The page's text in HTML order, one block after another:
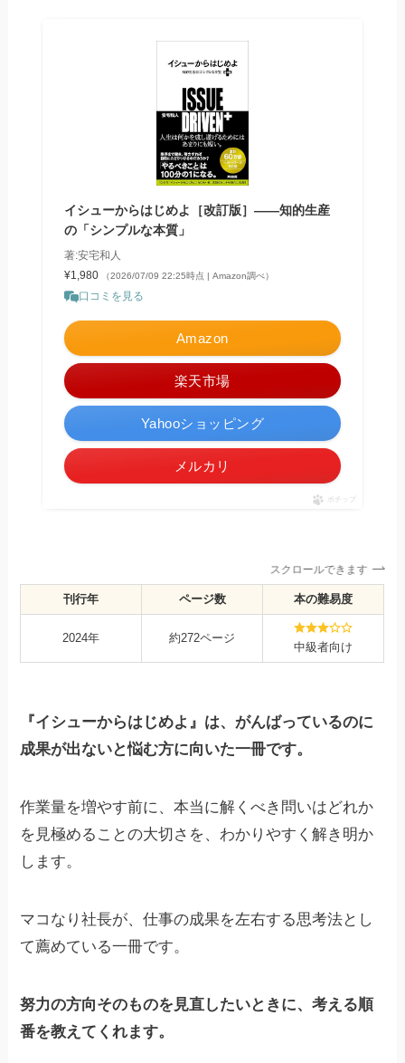
イシューからはじめよ［改訂版］――知的生産
の「シンプルな本質」
著:安宅和人
¥1,980
（2026/07/09 22:25時点 | Amazon調べ）
口コミを見る
Amazon
楽天市場
Yahooショッピング
メルカリ
ポチップ
スクロールできます
刊行年 ページ数 本の難易度
2024年 約272ページ
中級者向け
『イシューからはじめよ』は、がんばっているのに
成果が出ないと悩む方に向いた一冊です。
作業量を増やす前に、本当に解くべき問いはどれか
を見極めることの大切さを、わかりやすく解き明か
します。
マコなり社長が、仕事の成果を左右する思考法とし
て薦めている一冊です。
努力の方向そのものを見直したいときに、考える順
番を教えてくれます。